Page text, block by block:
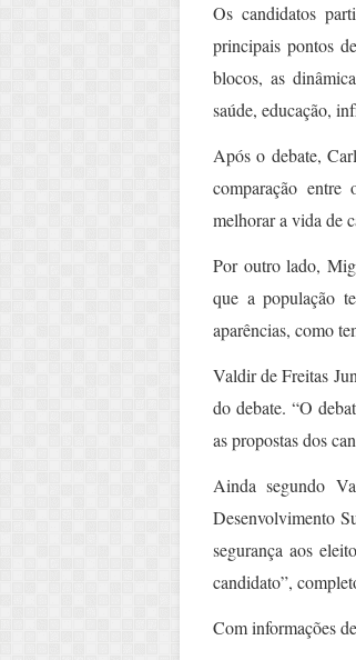
Os candidatos
principais pontos
blocos, as
saúde, educação,
Após o debate,
comparação entre
melhorar a vida de
Por outro lado,
que a população
aparências, como
Valdir de Freitas
do debate. “O
as propostas dos
Ainda segundo
Desenvolvimento
segurança aos
candidato”,
Com informações